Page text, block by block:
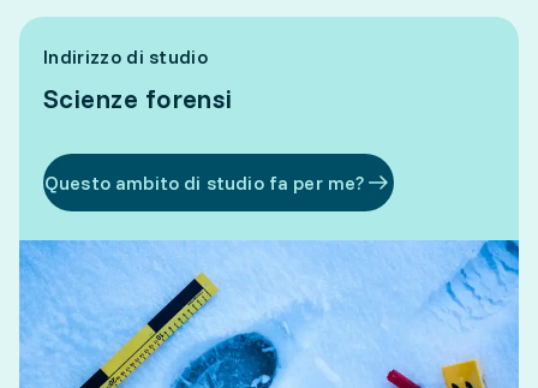
Indirizzo di studio
Scienze forensi
Questo ambito di studio fa per me?